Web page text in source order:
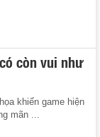
còn vui như
khiến game hiện
mãn ...